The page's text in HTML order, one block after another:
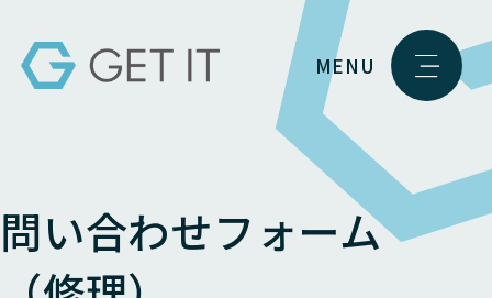
MENU
問い合わせフォーム